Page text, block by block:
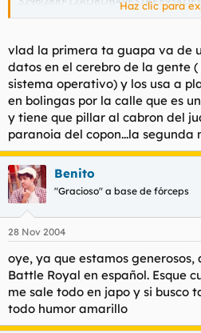
ed2k://|file|
Haz clic para
vlad la primera ta guapa va de
datos en el cerebro de la gente
sistema operativo) y los usa a
en bolingas por la calle que es
y tiene que pillar al cabron del
paranoia del copon...la segunda
Benito
"Gracioso" a base de fórceps
28 Nov 2004
oye, ya que estamos
Battle Royal en español. Esque
me sale todo en japo y si busco
todo humor amarillo